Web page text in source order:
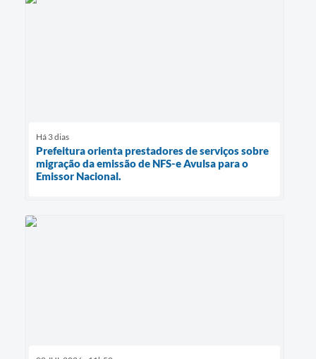
Há 3 dias
Prefeitura orienta prestadores de serviços sobre
migração da emissão de NFS-e Avulsa para o
Emissor Nacional.